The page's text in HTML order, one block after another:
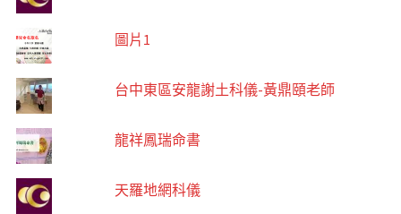
圖片1
台中東區安龍謝土科儀-黃鼎頤老師
龍祥鳳瑞命書
天羅地網科儀